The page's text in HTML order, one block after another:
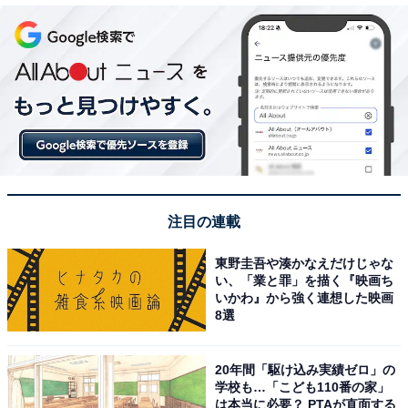
注目の連載
東野圭吾や湊かなえだけじゃな
い、「業と罪」を描く『映画ち
いかわ』から強く連想した映画
8選
20年間「駆け込み実績ゼロ」の
学校も…「こども110番の家」
は本当に必要？ PTAが直面する